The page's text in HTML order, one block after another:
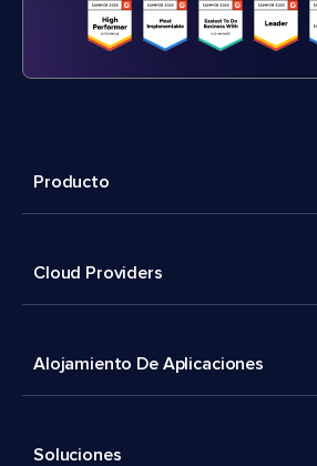
Producto
Cloud Providers
Alojamiento De Aplicaciones
Soluciones